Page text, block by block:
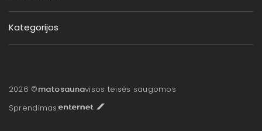
Kategorijos
2026 ©matosaunavisos teisės saugomos
Sprendimas: